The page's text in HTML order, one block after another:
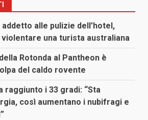
alle pulizie dell’hotel,
una turista australiana
Rotonda al Pantheon è
del caldo rovente
raggiunto i 33 gradi: “Sta
così aumentano i nubifragi e